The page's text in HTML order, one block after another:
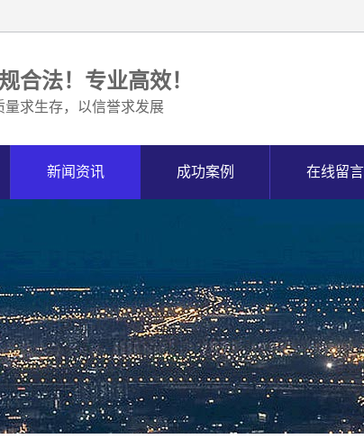
合法！专业高效！
量求生存，以信誉求发展
新闻资讯 成功案例 在线留言